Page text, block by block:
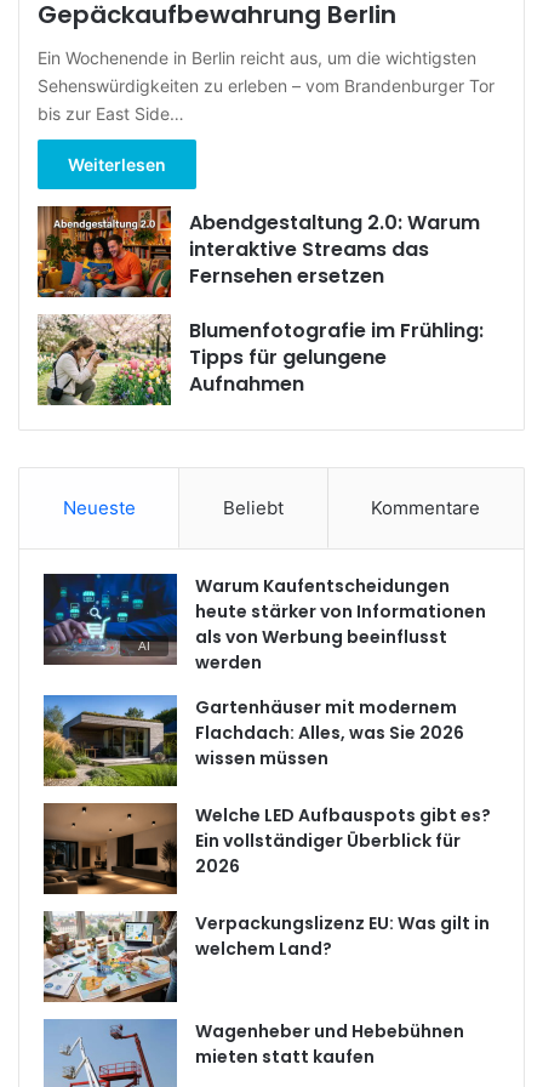
Gepäckaufbewahrung Berlin
Ein Wochenende in Berlin reicht aus, um die wichtigsten
Sehenswürdigkeiten zu erleben – vom Brandenburger Tor
bis zur East Side…
Weiterlesen
Abendgestaltung 2.0: Warum
interaktive Streams das
Fernsehen ersetzen
Blumenfotografie im Frühling:
Tipps für gelungene
Aufnahmen
Neueste Beliebt Kommentare
Warum Kaufentscheidungen
heute stärker von Informationen
als von Werbung beeinflusst
werden
Gartenhäuser mit modernem
Flachdach: Alles, was Sie 2026
wissen müssen
Welche LED Aufbauspots gibt es?
Ein vollständiger Überblick für
2026
Verpackungslizenz EU: Was gilt in
welchem Land?
Wagenheber und Hebebühnen
mieten statt kaufen